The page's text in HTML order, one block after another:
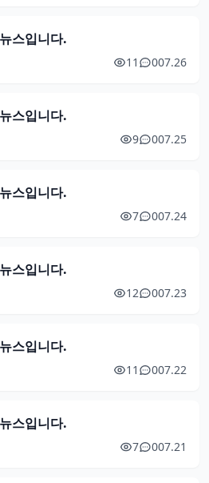
스입니다.
11 007.26
스입니다.
9 007.25
스입니다.
7 007.24
스입니다.
12 007.23
스입니다.
11 007.22
스입니다.
7 007.21